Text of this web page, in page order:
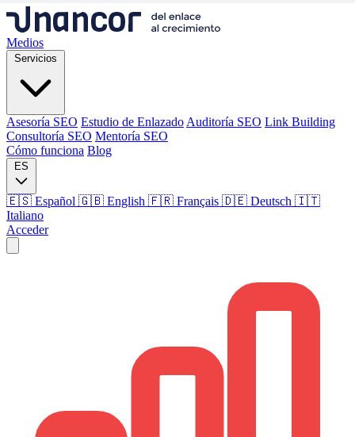
Medios
Servicios
Asesoría SEO Estudio de Enlazado Auditoría SEO Link Building
Consultoría SEO Mentoría SEO
Cómo funciona Blog
ES
🇪🇸 Español 🇬🇧 English 🇫🇷 Français 🇩🇪 Deutsch 🇮🇹
Italiano
Acceder
Mentoría SEO
🇪🇸 ES
🇫🇷 FR